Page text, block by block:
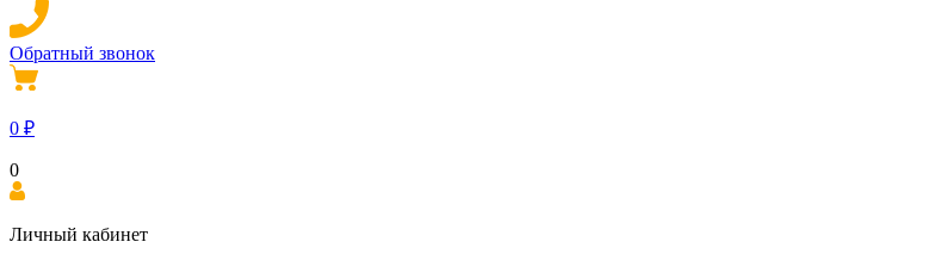
Обратный звонок
0 ₽
0
Личный кабинет